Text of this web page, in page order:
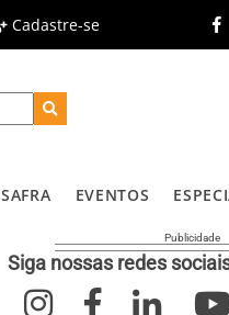
Cadastre-se
SAFRA EVENTOS
Siga nossas redes